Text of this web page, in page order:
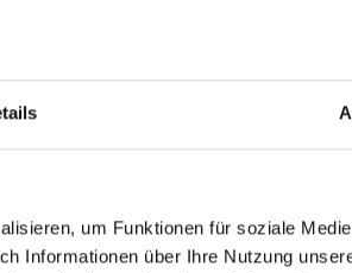
um Funktionen für soziale
Informationen über Ihre Nutzung